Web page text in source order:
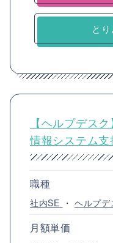
と
【ヘルプデス
情報システム支
職種
社内SE ・ ヘルプデ
月額単価